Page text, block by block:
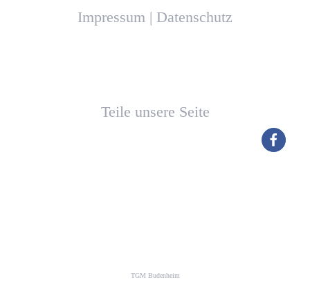
Impressum | Datenschutz
Teile unsere Seite
TGM Budenheim